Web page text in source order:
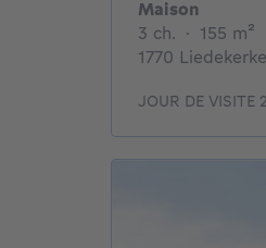
Maison
3 ch. 3 chambres
· 155 m²
1770 Liedekerke
JOUR DE VISITE